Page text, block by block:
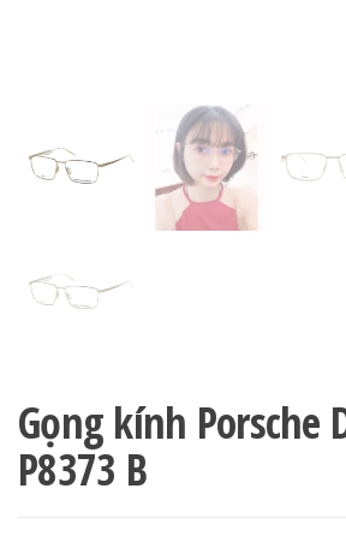
Gọng kính Porsche
P8373 B